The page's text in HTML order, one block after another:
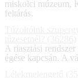
miskolci múzeum,
feltárás.
A riasztási
égése kapcsán. A